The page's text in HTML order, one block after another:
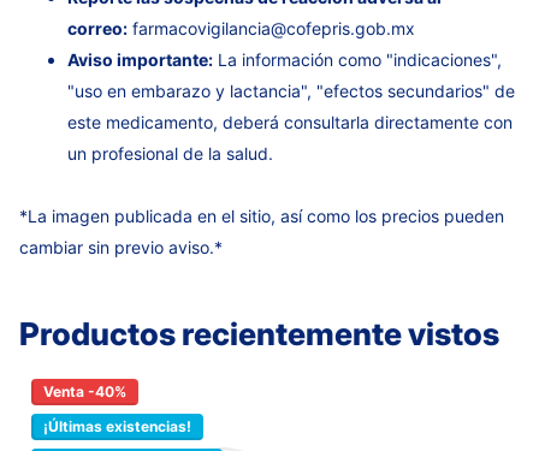
correo: farmacovigilancia@cofepris.gob.mx
Aviso importante: La información como "indicaciones",
"uso en embarazo y lactancia", "efectos secundarios" de
este medicamento, deberá consultarla directamente con
un profesional de la salud.
*La imagen publicada en el sitio, así como los precios pueden
cambiar sin previo aviso.*
Productos recientemente vistos
Venta -40%
¡Últimas existencias!